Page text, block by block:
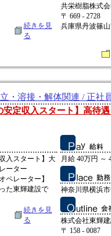
続きを見
る
共栄樹脂株式
〒 669 - 2728
兵庫県丹波篠
・溶接・解体関連 / 正社
安定収入スタート】高待
入スタート】大
ーター
ペレーター】
た東輝建設で
続きを見
る
月給 40万円 ～
神奈川県横浜
株式会社東輝
〒 158 - 0087